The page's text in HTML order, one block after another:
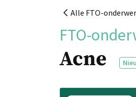
Alle FTO-
FTO-
Acne